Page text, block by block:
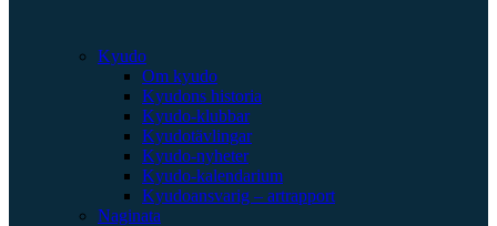
Kyudo
Om kyudo
Kyudons historia
Kyudo-klubbar
Kyudotävlingar
Kyudo-nyheter
Kyudo-kalendarium
Kyudoansvarig – artrapport
Naginata